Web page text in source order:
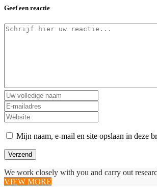
Geef een reactie
Mijn naam, e-mail en site opslaan in deze
We work closely with you and carry out
VIEW MORE